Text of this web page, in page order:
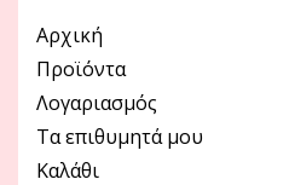
Αρχική
Προϊόντα
Λογαριασμός
Τα επιθυμητά μου
Καλάθι